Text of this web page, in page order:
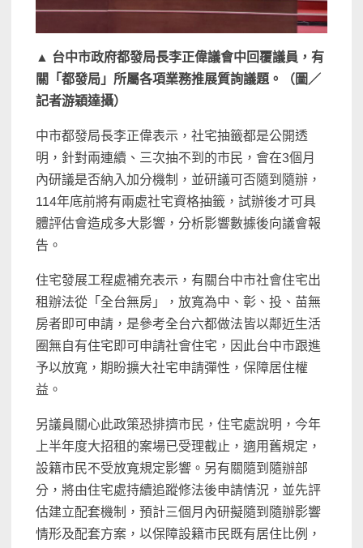
▲ 台中市政府都發局長李正偉議會中回覆議員，有
關「都發局」所屬各項業務推展質詢議題。（圖／
記者游穎達攝）
中市都發局長李正偉表示，社宅抽籤都是公開透
明，針對兩連續、三次抽不到的市民，會在3個月
內研議是否納入加分機制，並研議可否隨到隨辦，
114年底前將有兩處社宅資格抽籤，試辦後才可具
體評估會造成多大影響，分析影響數據後向議會報
告。
住宅發展工程處補充表示，有關台中市社會住宅出
租辦法從「全台無房」，放寬為中、彰、投、苗無
房者即可申請，是參考全台六都做法皆以鄰近生活
圈無自有住宅即可申請社會住宅，因此台中市跟進
予以放寬，期盼擴大社宅申請彈性，保障居住權
益。
另議員關心此政策恐排擠市民，住宅處說明，今年
上半年度大招租的案場已受理截止，適用舊規定，
設籍市民不受放寬規定影響。另有關隨到隨辦部
分，將由住宅處持續追蹤修法後申請情況，並先評
估建立配套機制，預計三個月內研擬隨到隨辦影響
情形及配套方案，以保障設籍市民既有居住比例，